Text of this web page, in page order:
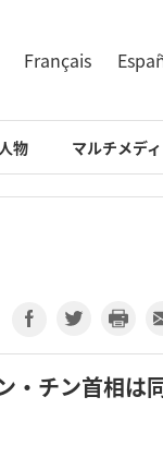
Français
物 マルチメデ
・チン首相は